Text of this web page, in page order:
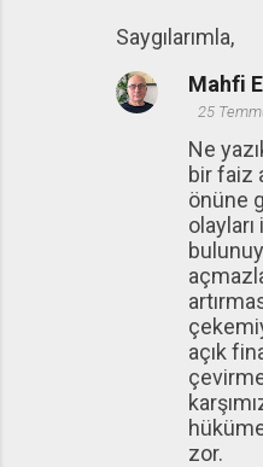
Saygılarımla,
Mahfi
25
Ne
bir faiz
önüne
açık
zor.